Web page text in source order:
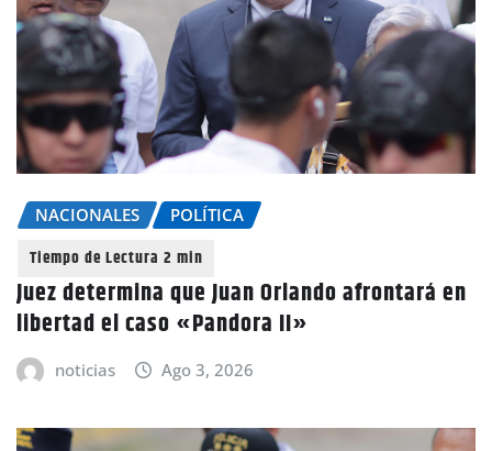
NACIONALES POLÍTICA
Juez determina que Juan Orlando afrontará en
libertad el caso «Pandora II»
noticias Ago 3, 2026